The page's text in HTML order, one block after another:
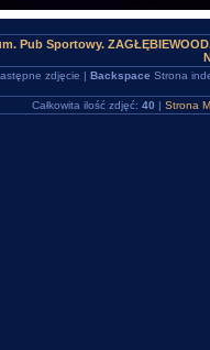
Pub Sportowy.
zdjęcie | Backspace Strona
Całkowita ilość zdjęć: 40 | Strona